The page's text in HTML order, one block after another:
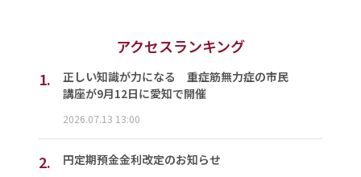
アクセスランキング
1.
正しい知識が力になる 重症筋無力症の市民
講座が9月12日に愛知で開催
2026.07.13 13:00
2. 円定期預金金利改定のお知らせ